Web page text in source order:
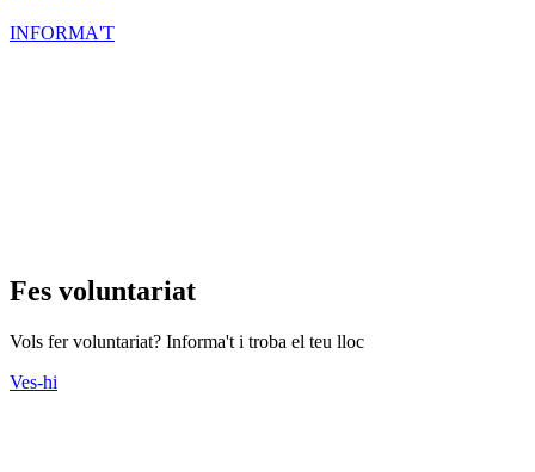
INFORMA'T
Fes voluntariat
Vols fer voluntariat? Informa't i troba el teu lloc
Ves-hi